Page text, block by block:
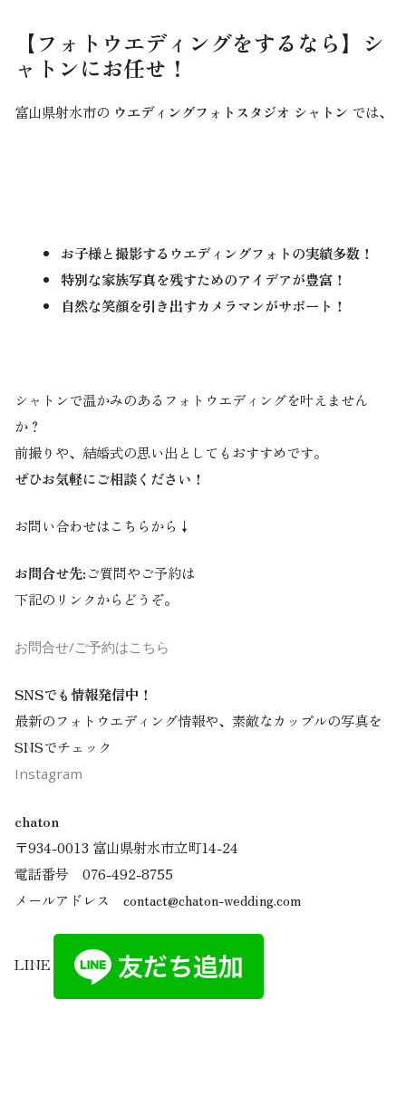
【フォトウエディングをするなら】シ
ャトンにお任せ！
富山県射水市の ウエディングフォトスタジオ シャトン では、
お子様と撮影するウエディングフォトの実績多数！
特別な家族写真を残すためのアイデアが豊富！
自然な笑顔を引き出すカメラマンがサポート！
シャトンで温かみのあるフォトウエディングを叶えません
か？
前撮りや、結婚式の思い出としてもおすすめです。
ぜひお気軽にご相談ください！
お問い合わせはこちらから↓
お問合せ先:ご質問やご予約は
下記のリンクからどうぞ。
お問合せ/ご予約はこちら
SNSでも情報発信中！
最新のフォトウエディング情報や、素敵なカップルの写真を
SNSでチェック
Instagram
chaton
〒934-0013 富山県射水市立町14-24
電話番号 076-492-8755
メールアドレス contact@chaton-wedding.com
LINE